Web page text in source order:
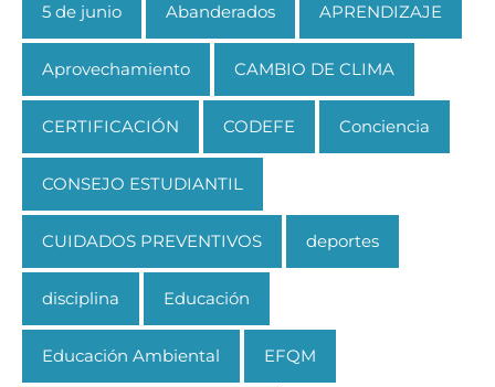
5 de junio Abanderados APRENDIZAJE
Aprovechamiento CAMBIO DE CLIMA
CERTIFICACIÓN CODEFE Conciencia
CONSEJO ESTUDIANTIL
CUIDADOS PREVENTIVOS deportes
disciplina Educación
Educación Ambiental EFQM